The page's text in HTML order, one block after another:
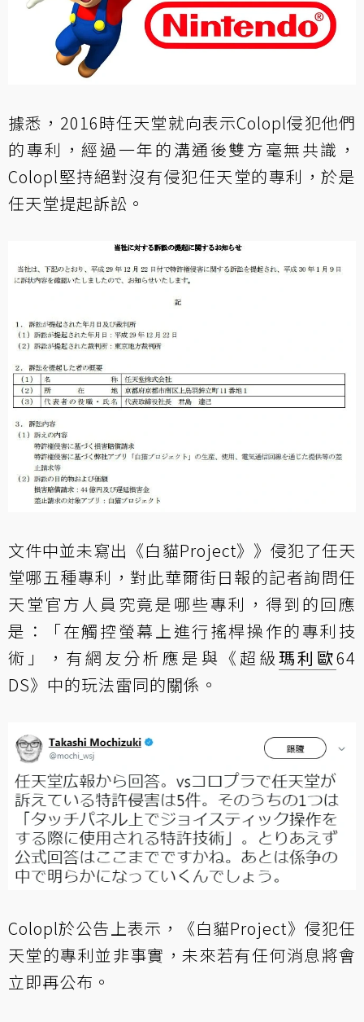
據悉，2016時任天堂就向表示Colopl侵犯他們
的專利，經過一年的溝通後雙方毫無共識，
Colopl堅持絕對沒有侵犯任天堂的專利，於是
任天堂提起訴訟。
文件中並未寫出《白貓Project》》侵犯了任天
堂哪五種專利，對此華爾街日報的記者詢問任
天堂官方人員究竟是哪些專利，得到的回應
是：「在觸控螢幕上進行搖桿操作的專利技
術」，有網友分析應是與《超級瑪利歐64
DS》中的玩法雷同的關係。
Colopl於公告上表示，《白貓Project》侵犯任
天堂的專利並非事實，未來若有任何消息將會
立即再公布。